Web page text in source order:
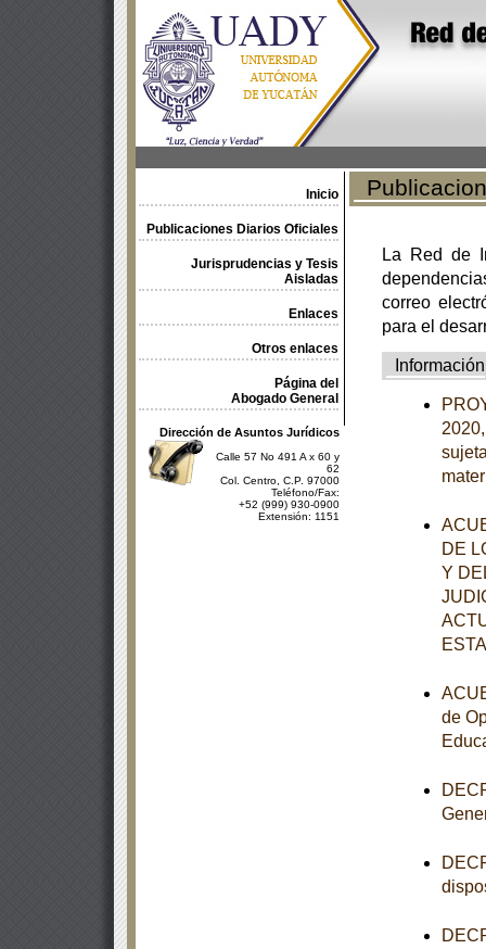
Inicio
Publicaciones Diarios Oficiales
Jurisprudencias y Tesis
Aisladas
Enlaces
Otros enlaces
Página del
Abogado General
Dirección de Asuntos Jurídicos
Calle 57 No 491 A x 60 y
62
Col. Centro, C.P. 97000
Teléfono/Fax:
+52 (999) 930-0900
Extensión: 1151
La Red de
correo
para el
Información
DE
Y
de